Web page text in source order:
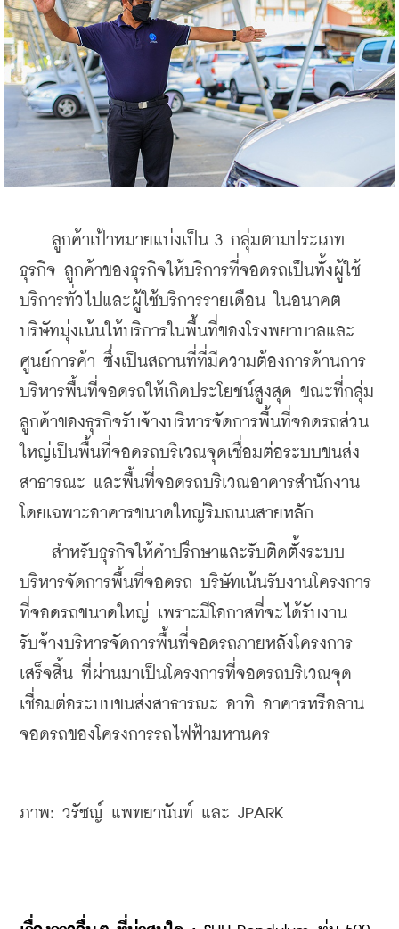
ลูกค้าเป้าหมายแบ่งเป็น 3 กลุ่มตามประเภท
ธุรกิจ ลูกค้าของธุรกิจให้บริการที่จอดรถเป็นทั้งผู้ใช้
บริการทั่วไปและผู้ใช้บริการรายเดือน ในอนาคต
บริษัทมุ่งเน้นให้บริการในพื้นที่ของโรงพยาบาลและ
ศูนย์การค้า ซึ่งเป็นสถานที่ที่มีความต้องการด้านการ
บริหารพื้นที่จอดรถให้เกิดประโยชน์สูงสุด ขณะที่กลุ่ม
ลูกค้าของธุรกิจรับจ้างบริหารจัดการพื้นที่จอดรถส่วน
ใหญ่เป็นพื้นที่จอดรถบริเวณจุดเชื่อมต่อระบบขนส่ง
สาธารณะ และพื้นที่จอดรถบริเวณอาคารสำนักงาน
โดยเฉพาะอาคารขนาดใหญ่ริมถนนสายหลัก
สำหรับธุรกิจให้คำปรึกษาและรับติดตั้งระบบ
บริหารจัดการพื้นที่จอดรถ บริษัทเน้นรับงานโครงการ
ที่จอดรถขนาดใหญ่ เพราะมีโอกาสที่จะได้รับงาน
รับจ้างบริหารจัดการพื้นที่จอดรถภายหลังโครงการ
เสร็จสิ้น ที่ผ่านมาเป็นโครงการที่จอดรถบริเวณจุด
เชื่อมต่อระบบขนส่งสาธารณะ อาทิ อาคารหรือลาน
จอดรถของโครงการรถไฟฟ้ามหานคร
ภาพ: วรัชญ์ แพทยานันท์ และ JPARK